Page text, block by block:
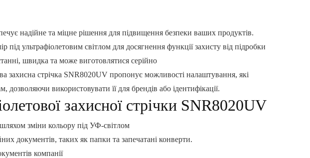
надійне та міцне рішення для підвищення безпеки ваших продуктів.
під ультрафіолетовим світлом для досягнення функції захисту від підробки
швидка та може виготовлятися серійно
захисна стрічка SNR8020UV пропонує можливості налаштування, які
використовувати її для брендів або ідентифікації.
захисної стрічки SNR8020UV
зміни кольору під УФ-світлом
документів, таких як папки та запечатані конверти.
компанії